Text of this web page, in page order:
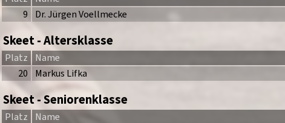
9
Dr. Jürgen Voellmecke
Skeet - Altersklasse
Platz Name
20
Markus Lifka
Skeet - Seniorenklasse
Platz Name